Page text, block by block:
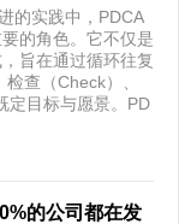
的实践中，PDCA
的角色。它不仅是
旨在通过循环往复
查（Check）、
定目标与愿景。PD
的公司都在发